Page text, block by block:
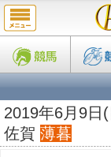
2019年6月9日
佐賀 薄暮